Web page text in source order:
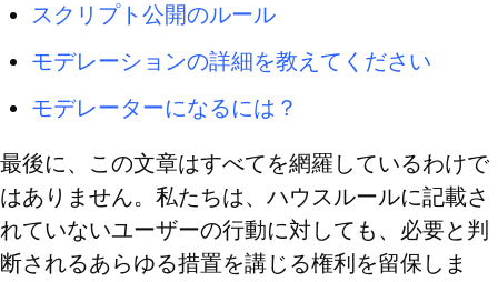
スクリプト公開のルール
モデレーションの詳細を教えてください
モデレーターになるには？
最後に、この文章はすべてを網羅しているわけで
はありません。私たちは、ハウスルールに記載さ
れていないユーザーの行動に対しても、必要と判
断されるあらゆる措置を講じる権利を留保しま